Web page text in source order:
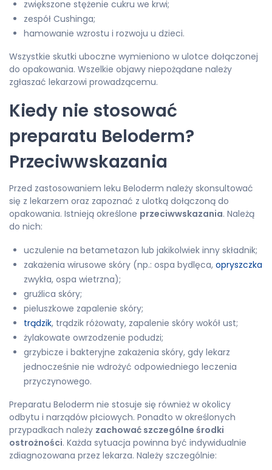
zwiększone stężenie cukru we krwi;
zespół Cushinga;
hamowanie wzrostu i rozwoju u dzieci.
Wszystkie skutki uboczne wymieniono w ulotce dołączonej
do opakowania. Wszelkie objawy niepożądane należy
zgłaszać lekarzowi prowadzącemu.
Kiedy nie stosować
preparatu Beloderm?
Przeciwwskazania
Przed zastosowaniem leku Beloderm należy skonsultować
się z lekarzem oraz zapoznać z ulotką dołączoną do
opakowania. Istnieją określone przeciwwskazania. Należą
do nich:
uczulenie na betametazon lub jakikolwiek inny składnik;
zakażenia wirusowe skóry (np.: ospa bydlęca, opryszczka
zwykła, ospa wietrzna);
gruźlica skóry;
pieluszkowe zapalenie skóry;
trądzik, trądzik różowaty, zapalenie skóry wokół ust;
żylakowate owrzodzenie podudzi;
grzybicze i bakteryjne zakażenia skóry, gdy lekarz
jednocześnie nie wdrożyć odpowiedniego leczenia
przyczynowego.
Preparatu Beloderm nie stosuje się również w okolicy
odbytu i narządów płciowych. Ponadto w określonych
przypadkach należy zachować szczególne środki
ostrożności. Każda sytuacja powinna być indywidualnie
zdiagnozowana przez lekarza. Należy szczególnie: